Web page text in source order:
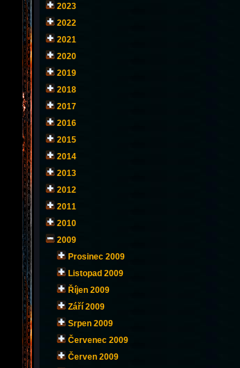
2023
2022
2021
2020
2019
2018
2017
2016
2015
2014
2013
2012
2011
2010
2009
Prosinec 2009
Listopad 2009
Říjen 2009
Září 2009
Srpen 2009
Červenec 2009
Červen 2009